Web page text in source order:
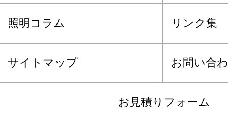
照明コラム リンク集
サイトマップ お問い合
お見積りフォーム